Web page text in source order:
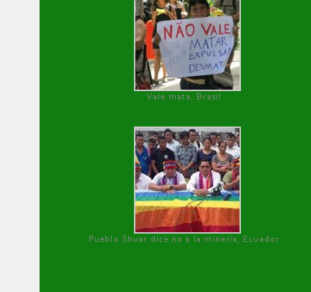
Vale mata, Brasil
Pueblo Shuar dice no a la minería, Ecuador